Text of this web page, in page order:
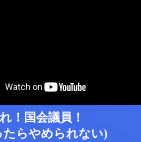
！国会議員！
たらやめられない)